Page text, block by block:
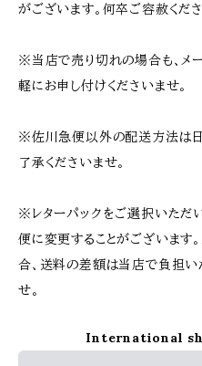
がございます。何卒ご容赦くだ
※当店で売り切れの場合も、メ
軽にお申し付けくださいませ。
※佐川急便以外の配送方法は
了承くださいませ。
※レターパックをご選択いただ
便に変更することがございま
合、送料の差額は当店で負担い
せ。
International